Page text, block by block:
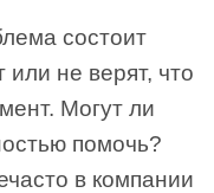
состоит
не верят, что
Могут ли
помочь?
в компании